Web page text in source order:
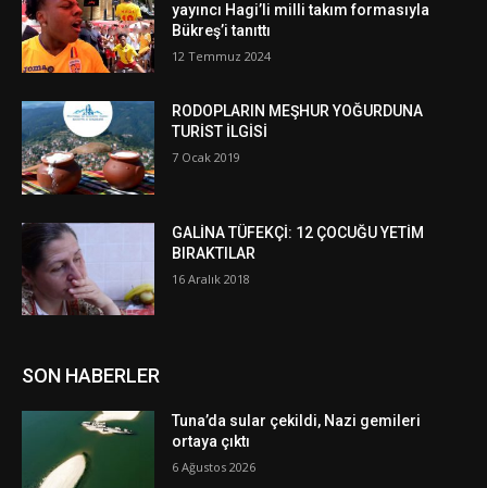
yayıncı Hagi’li milli takım formasıyla
Bükreş’i tanıttı
12 Temmuz 2024
RODOPLARIN MEŞHUR YOĞURDUNA
TURİST İLGİSİ
7 Ocak 2019
GALİNA TÜFEKÇİ: 12 ÇOCUĞU YETİM
BIRAKTILAR
16 Aralık 2018
SON HABERLER
Tuna’da sular çekildi, Nazi gemileri
ortaya çıktı
6 Ağustos 2026